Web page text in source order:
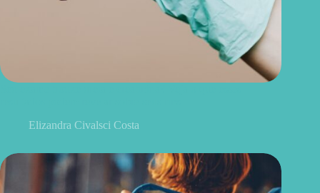
Elizandra Civalsci Costa